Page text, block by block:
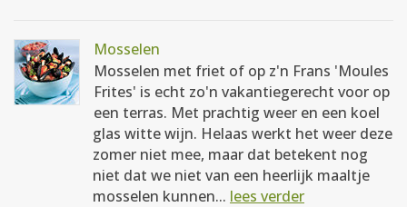
Mosselen
Mosselen met friet of op z'n Frans 'Moules
Frites' is echt zo'n vakantiegerecht voor op
een terras. Met prachtig weer en een koel
glas witte wijn. Helaas werkt het weer deze
zomer niet mee, maar dat betekent nog
niet dat we niet van een heerlijk maaltje
mosselen kunnen... lees verder